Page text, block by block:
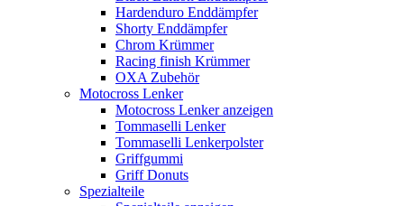
Hardenduro Enddämpfer
Shorty Enddämpfer
Chrom Krümmer
Racing finish Krümmer
OXA Zubehör
Motocross Lenker
Motocross Lenker anzeigen
Tommaselli Lenker
Tommaselli Lenkerpolster
Griffgummi
Griff Donuts
Spezialteile